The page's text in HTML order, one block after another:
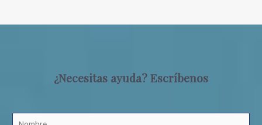
¿Necesitas ayuda? Escríbenos